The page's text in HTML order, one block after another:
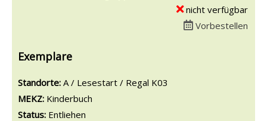
nicht verfügbar
Vorbestellen
Exemplare
Standorte: A / Lesestart / Regal K03
MEKZ: Kinderbuch
Status: Entliehen